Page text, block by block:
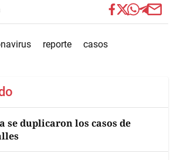
reporte casos
se duplicaron los casos de